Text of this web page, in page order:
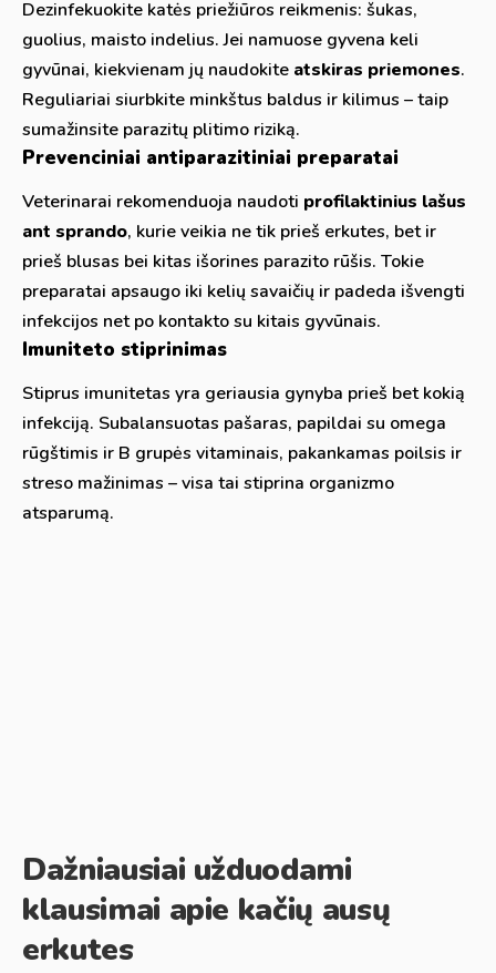
Dezinfekuokite katės priežiūros reikmenis: šukas,
guolius, maisto indelius. Jei namuose gyvena keli
gyvūnai, kiekvienam jų naudokite atskiras priemones.
Reguliariai siurbkite minkštus baldus ir kilimus – taip
sumažinsite parazitų plitimo riziką.
Prevenciniai antiparazitiniai preparatai
Veterinarai rekomenduoja naudoti profilaktinius lašus
ant sprando, kurie veikia ne tik prieš erkutes, bet ir
prieš blusas bei kitas išorines parazito rūšis. Tokie
preparatai apsaugo iki kelių savaičių ir padeda išvengti
infekcijos net po kontakto su kitais gyvūnais.
Imuniteto stiprinimas
Stiprus imunitetas yra geriausia gynyba prieš bet kokią
infekciją. Subalansuotas pašaras, papildai su omega
rūgštimis ir B grupės vitaminais, pakankamas poilsis ir
streso mažinimas – visa tai stiprina organizmo
atsparumą.
Dažniausiai užduodami
klausimai apie kačių ausų
erkutes